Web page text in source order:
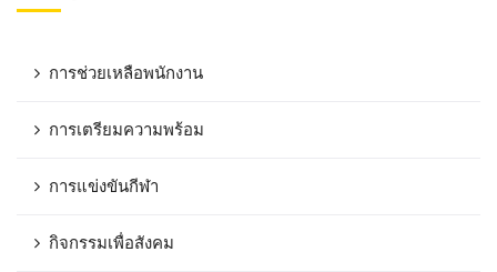
การช่วยเหลือพนักงาน
การเตรียมความพร้อม
การแข่งขันกีฬา
กิจกรรมเพื่อสังคม